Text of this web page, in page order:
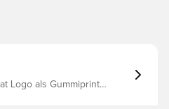
Logo als Gummiprint